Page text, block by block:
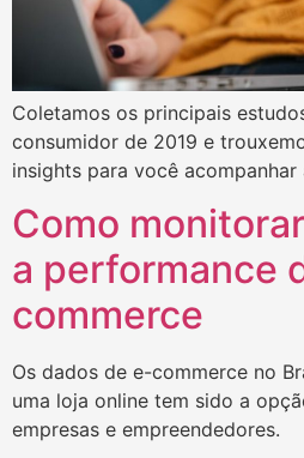
Coletamos os principais
consumidor de 2019 e
insights para você
Como
a performance
commerce
Os dados de e-commerce no
uma loja online tem sido a
empresas e empreendedores.